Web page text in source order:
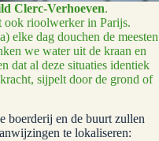
Clerc-Verhoeven.
ook rioolwerker in Parijs.
elke dag douchen de meesten
we water uit de kraan en
dat al deze situaties identiek
sijpelt door de grond of
boerderij en de buurt zullen
te lokaliseren: